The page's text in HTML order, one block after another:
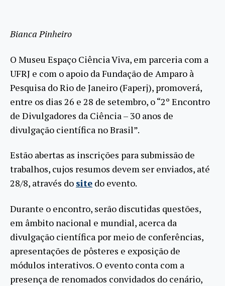
Bianca Pinheiro
O Museu Espaço Ciência Viva, em parceria com a
UFRJ e com o apoio da Fundação de Amparo à
Pesquisa do Rio de Janeiro (Faperj), promoverá,
entre os dias 26 e 28 de setembro, o “2º Encontro
de Divulgadores da Ciência – 30 anos de
divulgação científica no Brasil”.
Estão abertas as inscrições para submissão de
trabalhos, cujos resumos devem ser enviados, até
28/8, através do site do evento.
Durante o encontro, serão discutidas questões,
em âmbito nacional e mundial, acerca da
divulgação científica por meio de conferências,
apresentações de pôsteres e exposição de
módulos interativos. O evento conta com a
presença de renomados convidados do cenário,